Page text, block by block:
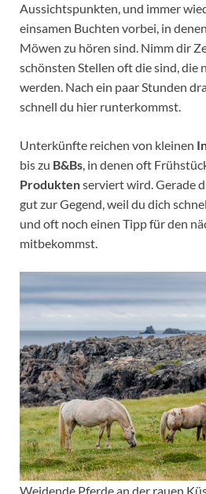
Aussichtspunkten, und immer
einsamen Buchten vorbei, in
Möwen zu hören sind. Nimm dir
schönsten Stellen oft die sind, die
werden. Nach ein paar Stunden
schnell du hier runterkommst.
Unterkünfte reichen von kleinen
bis zu B&Bs, in denen oft
Produktenserviert wird. Gerade
gut zur Gegend, weil du dich
und oft noch einen Tipp für den
mitbekommst.
Weidende Pferde an der rauen